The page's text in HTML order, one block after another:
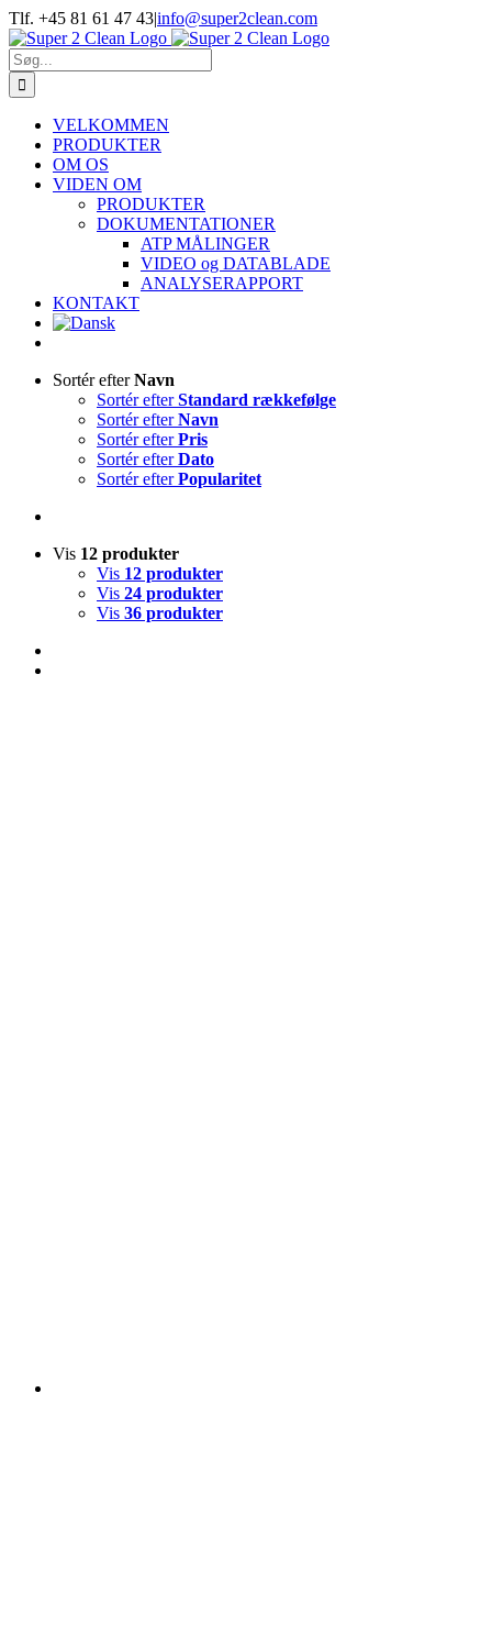
Skip
to
content
Tlf. +45 81 61 47 43|info@super2clean.com
Søg
efter:
VELKOMMEN
PRODUKTER
OM OS
VIDEN OM
PRODUKTER
DOKUMENTATIONER
ATP MÅLINGER
VIDEO og DATABLADE
ANALYSERAPPORT
KONTAKT
Sortér efterNavn
Sortér efterStandard rækkefølge
Sortér efterNavn
Sortér efterPris
Sortér efterDato
Sortér efterPopularitet
Vis 12 produkter
Vis 12 produkter
Vis 24 produkter
Vis 36 produkter